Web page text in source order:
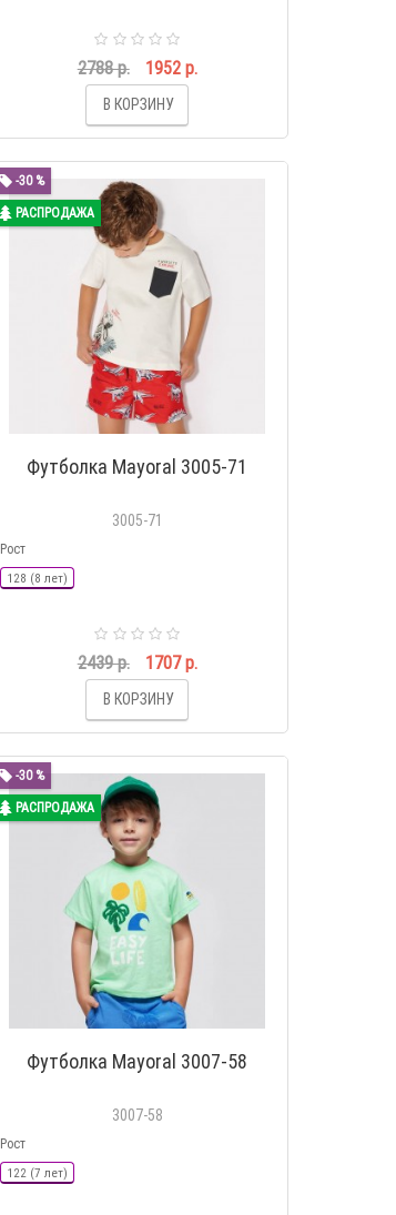
2788 р. 1952 р.
В КОРЗИНУ
-30 %
РАСПРОДАЖА
Футболка Mayoral 3005-71
3005-71
Рост
128 (8 лет)
2439 р. 1707 р.
В КОРЗИНУ
-30 %
РАСПРОДАЖА
Футболка Mayoral 3007-58
3007-58
Рост
122 (7 лет)